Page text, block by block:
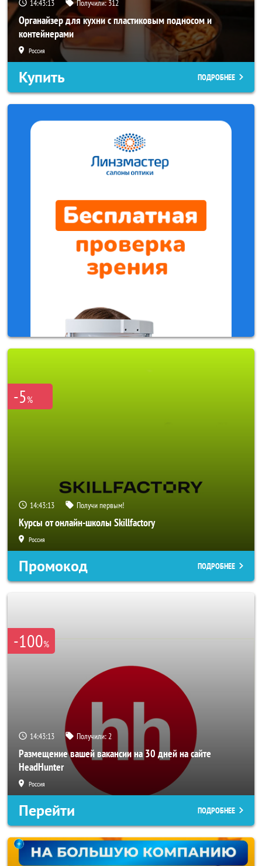
14:43:10 Получили: 312
Органайзер для кухни с пластиковым подносом и
контейнерами
Россия
Купить ПОДРОБНЕЕ
-5%
14:43:10 Получи первым!
Курсы от онлайн-школы Skillfactory
Россия
Промокод ПОДРОБНЕЕ
-100%
14:43:10 Получили:2
Размещение вашей вакансии на 30 дней на сайте
HeadHunter
Россия
Перейти ПОДРОБНЕЕ